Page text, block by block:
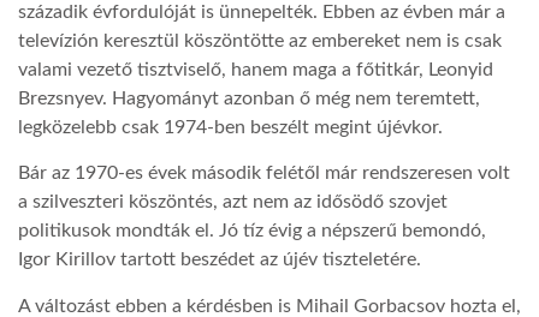
századik évfordulóját is ünnepelték. Ebben az évben már a
televízión keresztül köszöntötte az embereket nem is csak
valami vezető tisztviselő, hanem maga a főtitkár, Leonyid
Brezsnyev. Hagyományt azonban ő még nem teremtett,
legközelebb csak 1974-ben beszélt megint újévkor.
Bár az 1970-es évek második felétől már rendszeresen volt
a szilveszteri köszöntés, azt nem az idősödő szovjet
politikusok mondták el. Jó tíz évig a népszerű bemondó,
Igor Kirillov tartott beszédet az újév tiszteletére.
A változást ebben a kérdésben is Mihail Gorbacsov hozta el,